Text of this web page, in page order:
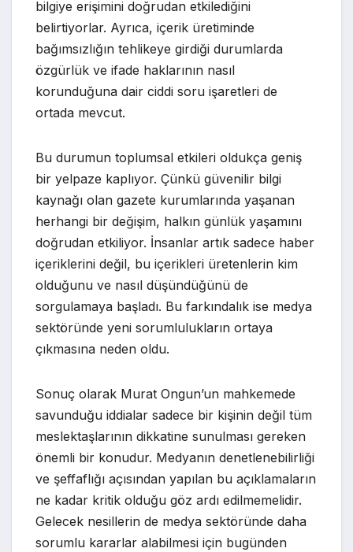
bilgiye erişimini doğrudan etkilediğini
belirtiyorlar. Ayrıca, içerik üretiminde
bağımsızlığın tehlikeye girdiği durumlarda
özgürlük ve ifade haklarının nasıl
korunduğuna dair ciddi soru işaretleri de
ortada mevcut.
Bu durumun toplumsal etkileri oldukça geniş
bir yelpaze kaplıyor. Çünkü güvenilir bilgi
kaynağı olan gazete kurumlarında yaşanan
herhangi bir değişim, halkın günlük yaşamını
doğrudan etkiliyor. İnsanlar artık sadece haber
içeriklerini değil, bu içerikleri üretenlerin kim
olduğunu ve nasıl düşündüğünü de
sorgulamaya başladı. Bu farkındalık ise medya
sektöründe yeni sorumlulukların ortaya
çıkmasına neden oldu.
Sonuç olarak Murat Ongun’un mahkemede
savunduğu iddialar sadece bir kişinin değil tüm
meslektaşlarının dikkatine sunulması gereken
önemli bir konudur. Medyanın denetlenebilirliği
ve şeffaflığı açısından yapılan bu açıklamaların
ne kadar kritik olduğu göz ardı edilmemelidir.
Gelecek nesillerin de medya sektöründe daha
sorumlu kararlar alabilmesi için bugünden